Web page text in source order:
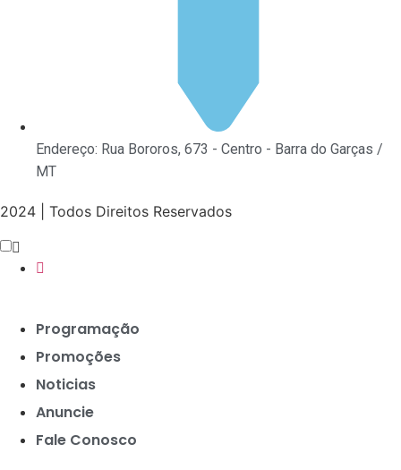
Endereço: Rua Bororos, 673 - Centro - Barra do Garças /
MT
2024 | Todos Direitos Reservados
Programação
Promoções
Noticias
Anuncie
Fale Conosco